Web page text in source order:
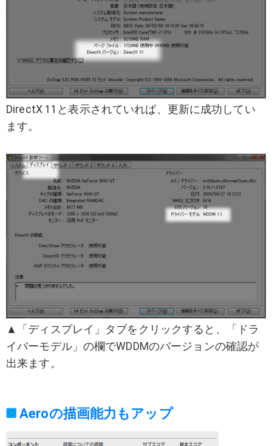
DirectX 11と表示されていれば、更新に成功してい
ます。
▲「ディスプレイ」タブをクリックすると、「ドラ
イバーモデル」の欄でWDDMのバージョンの確認が
出来ます。
Aeroの描画能力もアップ